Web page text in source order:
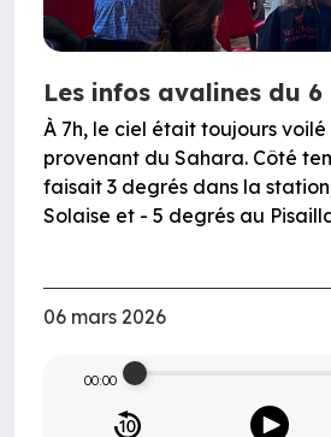
Les infos avalines du
À 7h, le ciel était toujours
provenant du Sahara. Côté
faisait 3 degrés dans la
Solaise et - 5 degrés au
06 mars 2026
00:00